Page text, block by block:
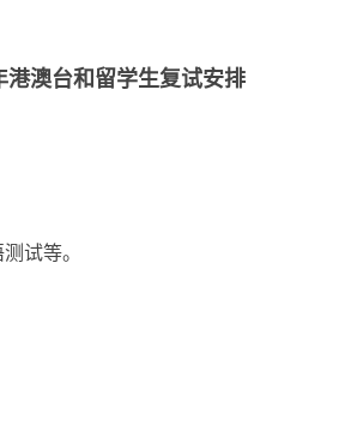
港澳台和留学生复试安排
试等。